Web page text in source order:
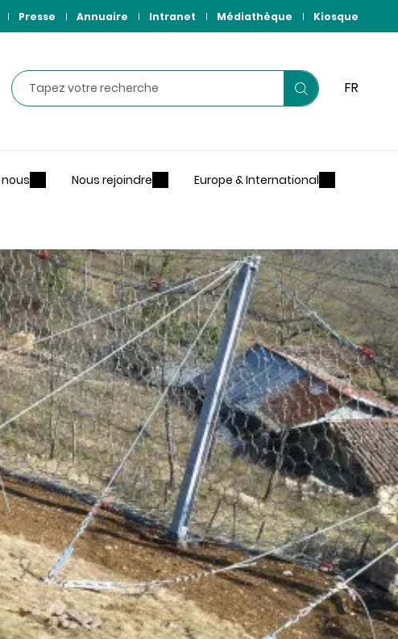
Presse Annuaire Intranet Médiathèque Kiosque
Rechercher
Lancer
FR
Nous rejoindre Europe & International